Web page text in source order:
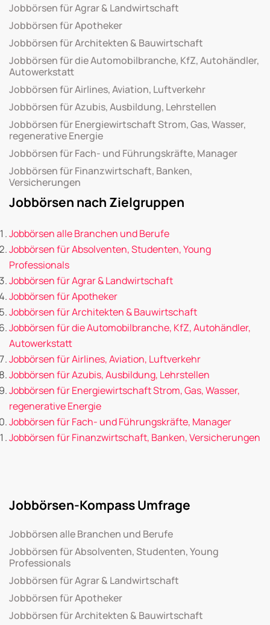
Jobbörsen für Agrar & Landwirtschaft
Jobbörsen für Apotheker
Jobbörsen für Architekten & Bauwirtschaft
Jobbörsen für die Automobilbranche, KfZ, Autohändler,
Autowerkstatt
Jobbörsen für Airlines, Aviation, Luftverkehr
Jobbörsen für Azubis, Ausbildung, Lehrstellen
Jobbörsen für Energiewirtschaft Strom, Gas, Wasser,
regenerative Energie
Jobbörsen für Fach- und Führungskräfte, Manager
Jobbörsen für Finanzwirtschaft, Banken,
Versicherungen
Jobbörsen nach Zielgruppen
Jobbörsen alle Branchen und Berufe
Jobbörsen für Absolventen, Studenten, Young
Professionals
Jobbörsen für Agrar & Landwirtschaft
Jobbörsen für Apotheker
Jobbörsen für Architekten & Bauwirtschaft
Jobbörsen für die Automobilbranche, KfZ, Autohändler,
Autowerkstatt
Jobbörsen für Airlines, Aviation, Luftverkehr
Jobbörsen für Azubis, Ausbildung, Lehrstellen
Jobbörsen für Energiewirtschaft Strom, Gas, Wasser,
regenerative Energie
Jobbörsen für Fach- und Führungskräfte, Manager
Jobbörsen für Finanzwirtschaft, Banken, Versicherungen
Jobbörsen-Kompass Umfrage
Jobbörsen alle Branchen und Berufe
Jobbörsen für Absolventen, Studenten, Young
Professionals
Jobbörsen für Agrar & Landwirtschaft
Jobbörsen für Apotheker
Jobbörsen für Architekten & Bauwirtschaft